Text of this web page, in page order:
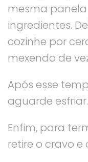
mesma
ingredientes.
cozinhe por
mexendo de
Após esse
aguarde esfriar.
Enfim, para
retire o cravo e